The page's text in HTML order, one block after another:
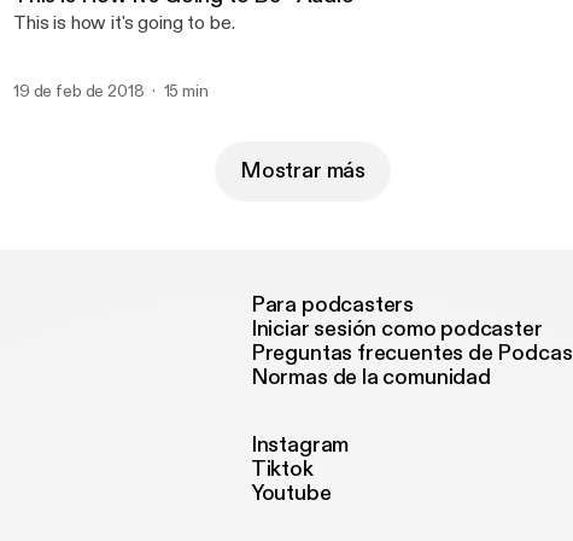
This is how it's going to be.
19 de feb de 2018 15 min
Mostrar más
Para podcasters
Iniciar sesión como podcaster
Preguntas frecuentes de
Normas de la comunidad
Instagram
Tiktok
Youtube